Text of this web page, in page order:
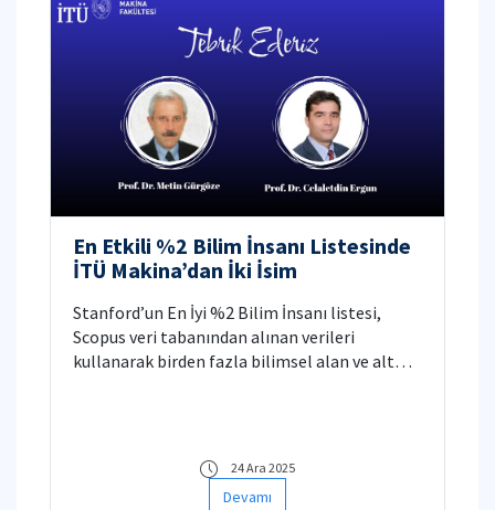
En Etkili %2 Bilim İnsanı Listesinde
İTÜ Makina’dan İki İsim
Stanford’un En İyi %2 Bilim İnsanı listesi,
Scopus veri tabanından alınan verileri
kullanarak birden fazla bilimsel alan ve alt
girmiştir. Kendilerini tebrik ederiz.
24 Ara 2025
Devamı